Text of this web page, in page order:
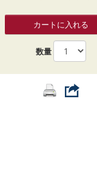
カートに入れる
数量